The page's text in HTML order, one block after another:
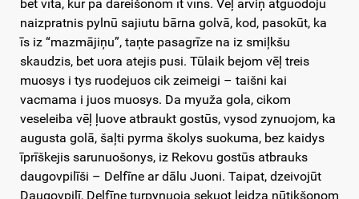
bet vīta, kur pa dareišonom īt vīns. Vēļ arviņ atguodoju
naizpratnis pylnū sajiutu bārna golvā, kod, pasokūt, ka
īs iz “mazmājiņu”, taņte pasagrīze na iz smiļkšu
skaudzis, bet uora atejis pusi. Tūlaik bejom vēļ treis
muosys i tys ruodejuos cik zeimeigi – taišni kai
vacmama i juos muosys. Da myuža gola, cikom
veseleiba vēļ ļuove atbraukt gostūs, vysod zynuojom, ka
augusta golā, šaļti pyrma školys suokuma, bez kaidys
īprīškejis sarunuošonys, iz Rekovu gostūs atbrauks
daugovpilīši – Delfīne ar dālu Juoni. Taipat, dzeivojūt
Daugovpilī, Delfīne turpynuoja sekuot leidza nūtikšonom